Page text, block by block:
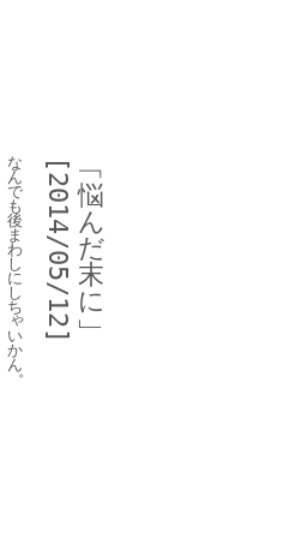
﹁
悩
ん
だ
末
に
﹂
[2014/05/12]
な
ん
で
も
後
ま
わ
し
に
し
ち
ゃ
い
か
ん。